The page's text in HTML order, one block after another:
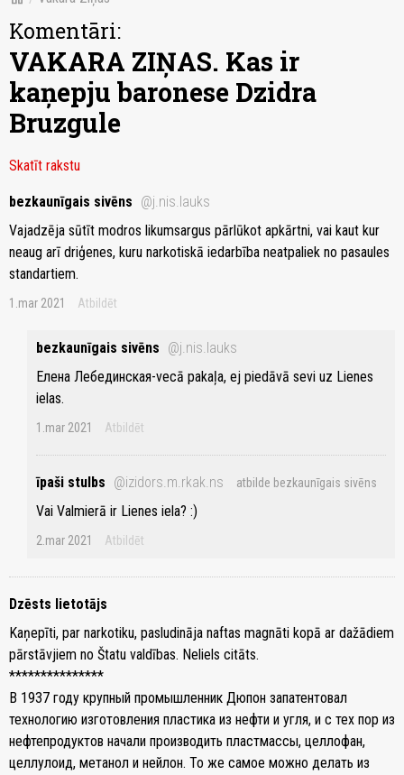
Komentāri:
VAKARA ZIŅAS. Kas ir
kaņepju baronese Dzidra
Bruzgule
Skatīt rakstu
bezkaunīgais sivēns @j.nis.lauks
Vajadzēja sūtīt modros likumsargus pārlūkot apkārtni, vai kaut kur
neaug arī driģenes, kuru narkotiskā iedarbība neatpaliek no pasaules
standartiem.
1.mar 2021 Atbildēt
bezkaunīgais sivēns @j.nis.lauks
Елена Лебединская-vecā pakaļa, ej piedāvā sevi uz Lienes
ielas.
1.mar 2021 Atbildēt
īpaši stulbs @izidors.m.rkak.ns atbilde bezkaunīgais sivēns
Vai Valmierā ir Lienes iela? :)
2.mar 2021 Atbildēt
Dzēsts lietotājs
Kaņepīti, par narkotiku, pasludināja naftas magnāti kopā ar dažādiem
pārstāvjiem no Štatu valdības. Neliels citāts.
***************
В 1937 году крупный промышленник Дюпон запатентовал
технологию изготовления пластика из нефти и угля, и с тех пор из
нефтепродуктов начали производить пластмассы, целлофан,
целлулоид, метанол и нейлон. То же самое можно делать из